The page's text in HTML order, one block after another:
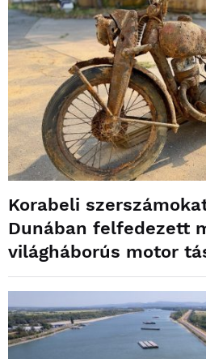
Korabeli
Dunában felfedezett
világháborús motor